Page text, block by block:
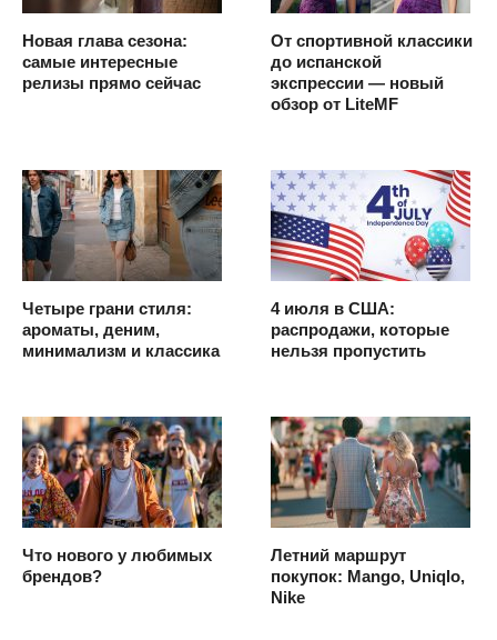
Новая глава сезона:
самые интересные
релизы прямо сейчас
От спортивной классики
до испанской
экспрессии — новый
обзор от LiteMF
Четыре грани стиля:
ароматы, деним,
минимализм и классика
4 июля в США:
распродажи, которые
нельзя пропустить
Что нового у любимых
брендов?
Летний маршрут
покупок: Mango, Uniqlo,
Nike